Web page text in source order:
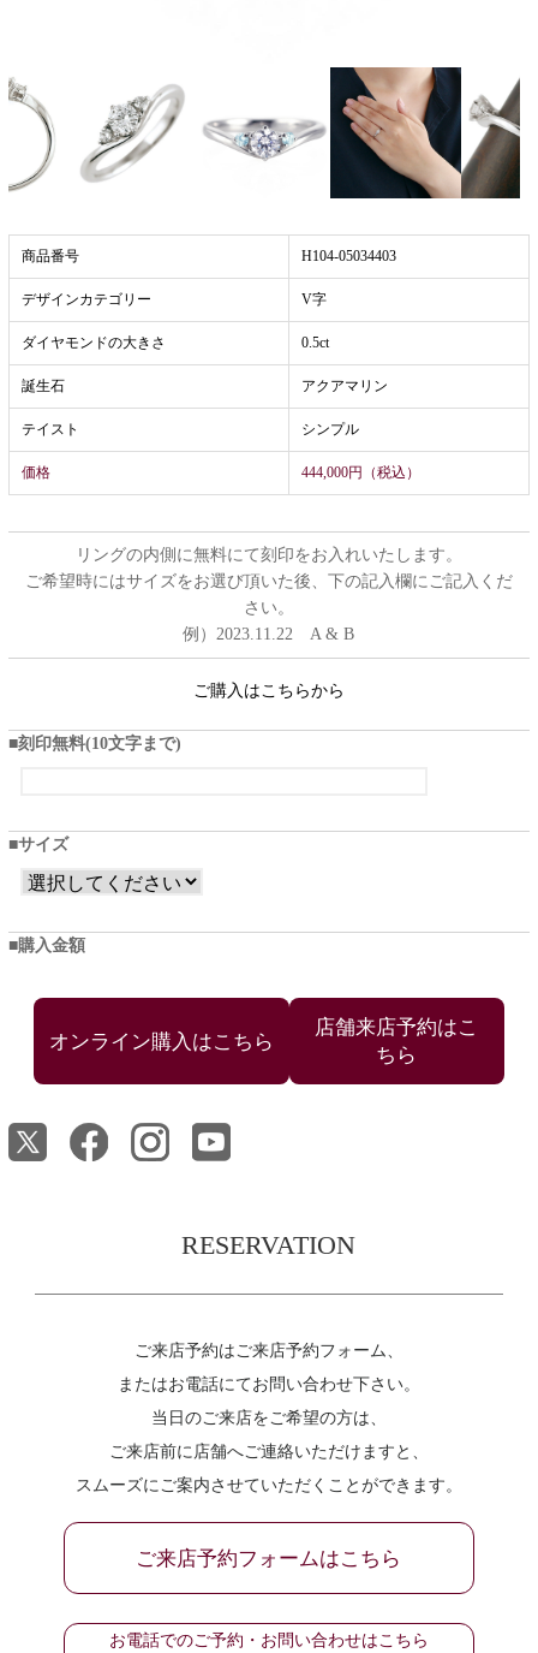
商品番号 H104-05034403
デザインカテゴリー V字
ダイヤモンドの大きさ 0.5ct
誕生石 アクアマリン
テイスト シンプル
価格 444,000円（税込）
リングの内側に無料にて刻印をお入れいたします。
ご希望時にはサイズをお選び頂いた後、下の記入欄にご記入くだ
さい。
例）2023.11.22 A & B
ご購入はこちらから
刻印無料(10文字まで)
サイズ
購入金額
店舗来店予約はこ
ちら
RESERVATION
ご来店予約はご来店予約フォーム、
またはお電話にてお問い合わせ下さい。
当日のご来店をご希望の方は、
ご来店前に店舗へご連絡いただけますと、
スムーズにご案内させていただくことができます。
ご来店予約フォームはこちら
お電話でのご予約・お問い合わせはこちら